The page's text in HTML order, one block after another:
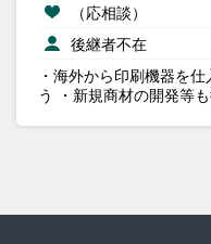
（応相談）
後継者不在
・海外から印刷機器を
う ・新規商材の開発等